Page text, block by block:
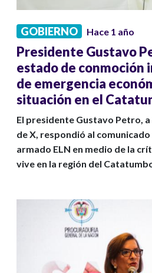
GOBIERNO Hace 1 año
Presidente Gustavo
estado de conmoción
de emergencia
situación en el
El presidente Gustavo Petro,
de X, respondió al
armado ELN en medio de la
vive en la región del